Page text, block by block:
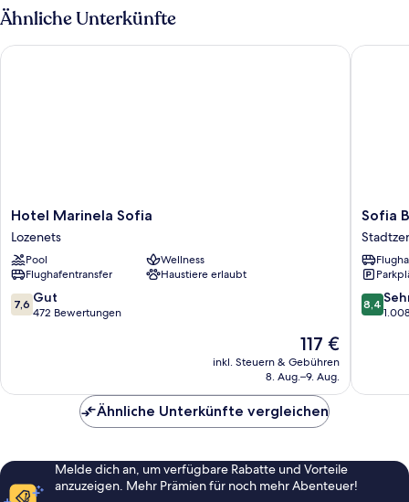
Ähnliche Unterkünfte
Hotel
Marinela
Sofia
Lozenets
Hotel Marinela Sofia
Lozenets
Pool
Wellness
Flughafentransfer
Haustiere erlaubt
7.6
von
7,6 Gut
472 Bewertungen
Der
Preis
beträgt
117 €
inkl. Steuern & Gebühren
8. Aug.–9. Aug.
Hotel Marinela Sofia
Sofia
Balkan
Palace
von
Sofia
Sofia
8.4
von
8,4
Sofia
Ähnliche Unterkünfte vergleichen
Melde dich an, um verfügbare Rabatte und Vorteile
anzuzeigen. Mehr Prämien für noch mehr Abenteuer!